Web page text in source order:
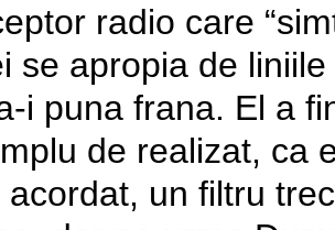
radio care
se apropia de
i puna frana. El a
de realizat, ca
acordat, un filtru